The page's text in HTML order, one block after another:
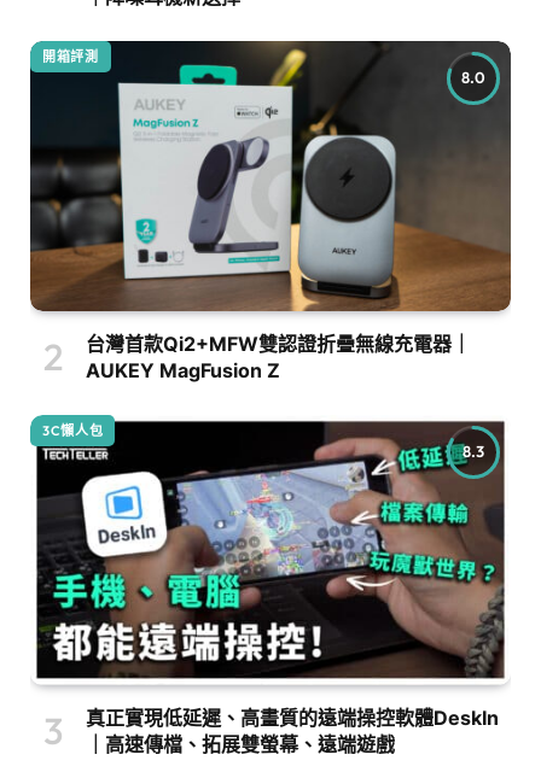
8.0
開箱評測
台灣首款Qi2+MFW雙認證折疊無線充電器｜
AUKEY MagFusion Z
8.3
3C懶人包
真正實現低延遲、高畫質的遠端操控軟體DeskIn
｜高速傳檔、拓展雙螢幕、遠端遊戲